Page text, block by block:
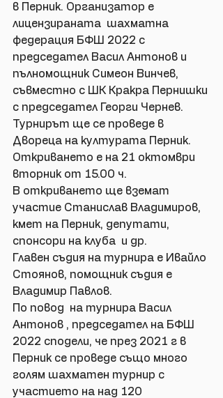
в Перник. Организатор е
лицензираната  шахматна
федерация БФШ 2022 с
председател Васил Антонов и
пълномощник Симеон Винчев,
съвместно с ШК Кракра Пернишки
с председател Георги Чернев.
Турнирът ще се проведе в
Двореца на културата Перник.
Откриването е на 21 октомври
вторник от 15.00 ч.
В откриването ще вземат
участие Станислав Владимиров,
кмет на Перник, депутати,
спонсори на клуба  и др.
Главен съдия на турнира е Ивайло
Стоянов, помощник съдия е
Владимир Павлов.
По повод  на турнира Васил
Антонов , председател на БФШ
2022 сподели, че през 2021 г в
Перник се проведе също много
голям шахматен турнир с
участието на над 120